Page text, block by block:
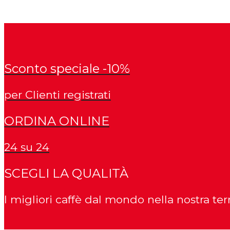
Sconto speciale -10%
per Clienti registrati
ORDINA ONLINE
24 su 24
SCEGLI LA QUALITÀ
I migliori caffè dal mondo nella nostra